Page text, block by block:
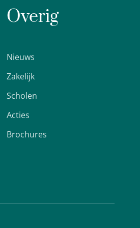
Overig
Nieuws
Zakelijk
Scholen
Acties
Brochures